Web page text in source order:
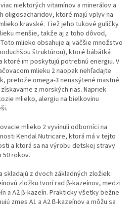
niektorých vitamínov a minerálov a
oligosacharidov, ktoré majú vplyv na
kravské. Tiež jeho tukové guličky
menšie, takže aj z toho dôvod,
mlieko obsahuje aj väčšie množstvo
štruktúrou), ktoré bábätká
ktoré im poskytujú potrebnú energiu. V
mlieku 2 naopak nehľadajte
pretože omega-3 nenasýtené mastné
z morských rias. Napriek
mlieko, alergiu na bielkovinu
mlieko 2 vyvinuli odborníci na
Kendal Nutricare, ktorá má v tejto
a ktorá sa na výrobu detskej stravy
50 rokov.
skladajú z dvoch základných zložiek:
zložku tvorí rad β-kazeínov, medzi
a A2 β-kazeín. Prakticky všetky bežne